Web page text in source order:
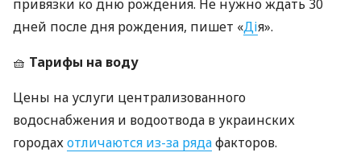
привязки ко дню рождения. Не нужно ждать 30
дней после дня рождения, пишет «Дія».
🧺 Тарифы на воду
Цены на услуги централизованного
водоснабжения и водоотвода в украинских
городахотличаются из-за рядафакторов.